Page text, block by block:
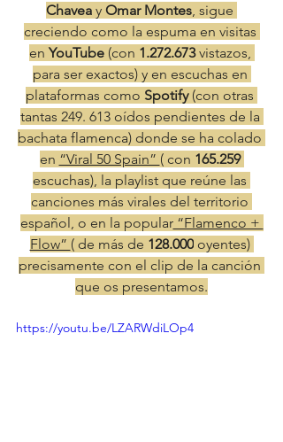
Chavea y Omar Montes, sigue
creciendo como la espuma en visitas
en YouTube (con 1.272.673 vistazos,
para ser exactos) y en escuchas en
plataformas como Spotify (con otras
tantas 249. 613 oídos pendientes de la
bachata flamenca) donde se ha colado
en “Viral 50 Spain” ( con 165.259
escuchas), la playlist que reúne las
canciones más virales del territorio
español, o en la popular “Flamenco +
Flow” ( de más de 128.000 oyentes)
precisamente con el clip de la canción
que os presentamos.
https://youtu.be/LZARWdiLOp4